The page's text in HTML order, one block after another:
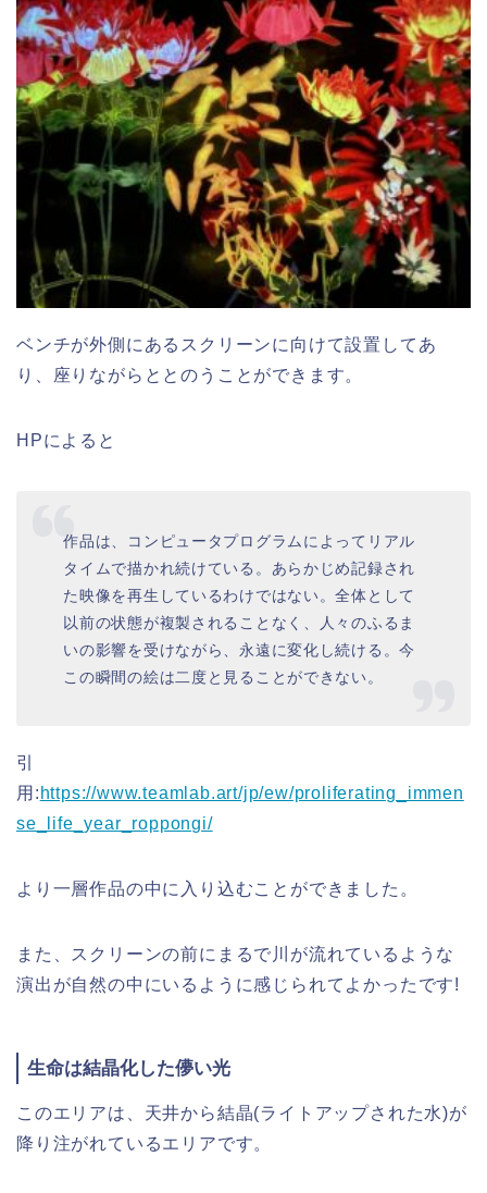
ベンチが外側にあるスクリーンに向けて設置してあ
り、座りながらととのうことができます。
HPによると
作品は、コンピュータプログラムによってリアル
タイムで描かれ続けている。あらかじめ記録され
た映像を再生しているわけではない。全体として
以前の状態が複製されることなく、人々のふるま
いの影響を受けながら、永遠に変化し続ける。今
この瞬間の絵は二度と見ることができない。
引
用: https://www.teamlab.art/jp/ew/proliferating_immen
se_life_year_roppongi/
より一層作品の中に入り込むことができました。
また、スクリーンの前にまるで川が流れているような
演出が自然の中にいるように感じられてよかったです!
生命は結晶化した儚い光
このエリアは、天井から結晶(ライトアップされた水)が
降り注がれているエリアです。